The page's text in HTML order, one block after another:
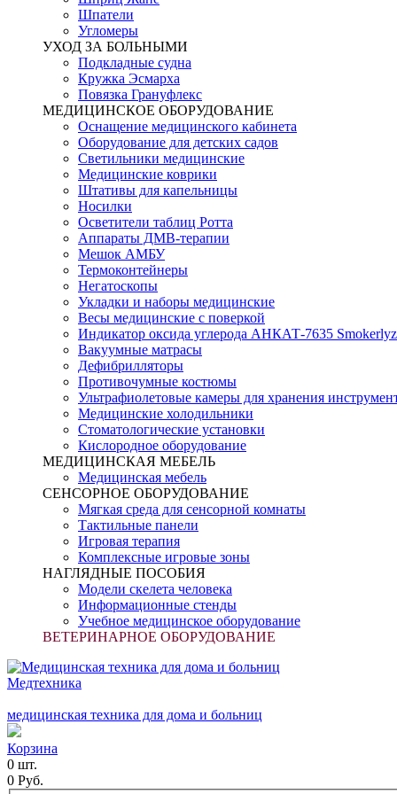
Шпатели
Угломеры
УХОД ЗА БОЛЬНЫМИ
Подкладные судна
Кружка Эсмарха
Повязка Грануфлекс
МЕДИЦИНСКОЕ ОБОРУДОВАНИЕ
Оснащение медицинского кабинета
Оборудование для детских садов
Светильники медицинские
Медицинские коврики
Штативы для капельницы
Носилки
Осветители таблиц Ротта
Аппараты ДМВ-терапии
Мешок АМБУ
Термоконтейнеры
Негатоскопы
Укладки и наборы медицинские
Весы медицинские с поверкой
Индикатор оксида углерода АНКАТ-7635
Вакуумные матрасы
Дефибрилляторы
Противочумные костюмы
Ультрафиолетовые камеры для хранения
Медицинские холодильники
Стоматологические установки
Кислородное оборудование
МЕДИЦИНСКАЯ МЕБЕЛЬ
Медицинская мебель
СЕНСОРНОЕ ОБОРУДОВАНИЕ
Мягкая среда для сенсорной комнаты
Тактильные панели
Игровая терапия
Комплексные игровые зоны
НАГЛЯДНЫЕ ПОСОБИЯ
Модели скелета человека
Информационные стенды
Учебное медицинское оборудование
ВЕТЕРИНАРНОЕ ОБОРУДОВАНИЕ
Медтехника
медицинская техника для дома и больниц
Корзина
0 шт.
0 Руб.